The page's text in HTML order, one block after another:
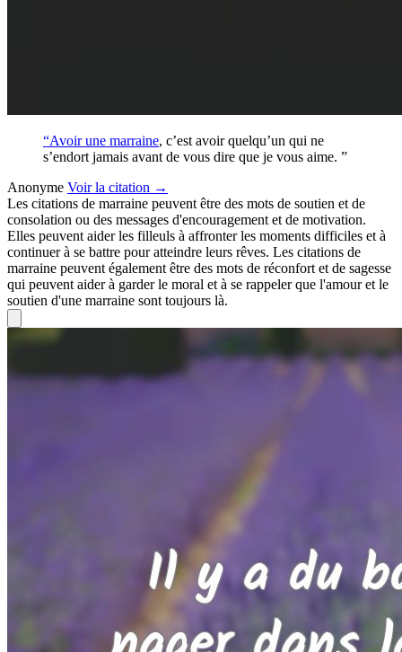
“Avoir une marraine, c’est avoir quelqu’un qui ne
s’endort jamais avant de vous dire que je vous aime. ”
Anonyme Voirla citation →
Les citations de marraine peuvent être des mots de soutien et de
consolation ou des messages d'encouragement et de motivation.
Elles peuvent aider les filleuls à affronter les moments difficiles et à
continuer à se battre pour atteindre leurs rêves. Les citations de
marraine peuvent également être des mots de réconfort et de sagesse
qui peuvent aider à garder le moral et à se rappeler que l'amour et le
soutien d'une marraine sont toujours là.